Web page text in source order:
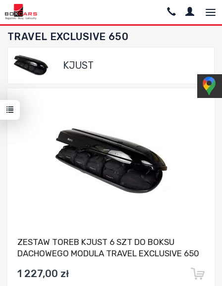
TRAVEL EXCLUSIVE 650
KJUST
ZESTAW TOREB KJUST 6 SZT DO BOKSU
DACHOWEGO MODULA TRAVEL EXCLUSIVE 650
1 227,00 zł